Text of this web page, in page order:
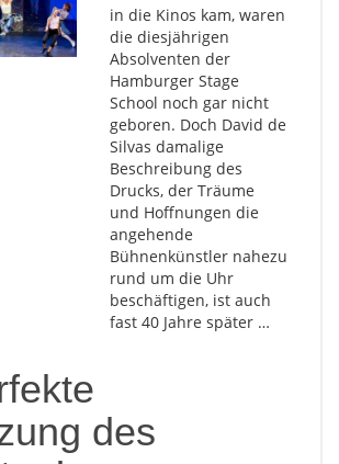
in die Kinos kam, waren
die diesjährigen
Absolventen der
Hamburger Stage
School noch gar nicht
geboren. Doch David de
Silvas damalige
Beschreibung des
Drucks, der Träume
und Hoffnungen die
angehende
Bühnenkünstler nahezu
rund um die Uhr
beschäftigen, ist auch
fast 40 Jahre später …
des